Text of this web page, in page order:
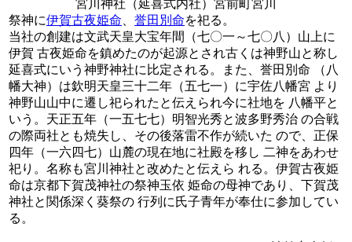
宮川神社（延喜式内社）宮前町宮川
祭神に伊賀古夜姫命 誉田別命を祀る。
当社の創建は文武天皇大宝年間（七〇一～七〇八）山上に
伊賀 古夜姫命を鎮めたのが起源とされ古くは神野山と称し
延喜式にいう神野神社に比定される。また、誉田別命 （八
幡大神）は欽明天皇三十二年（五七一）に宇佐八幡宮 より
神野山山中に遷し祀られたと伝えられ今に社地を 八幡平と
いう。天正五年（一五七七）明智光秀と波多野秀治 の合戦
の際両社とも焼失し、その後落雷不作が続いた ので、正保
四年（一六四七）山麓の現在地に社殿を移し 二神をあわせ
祀り。名称も宮川神社と改めたと伝えら れる。伊賀古夜姫
命は京都下賀茂神社の祭神玉依 姫命の母神であり、下賀茂
神社と関係深く葵祭の 行列に氏子青年が奉仕に参加してい
る。